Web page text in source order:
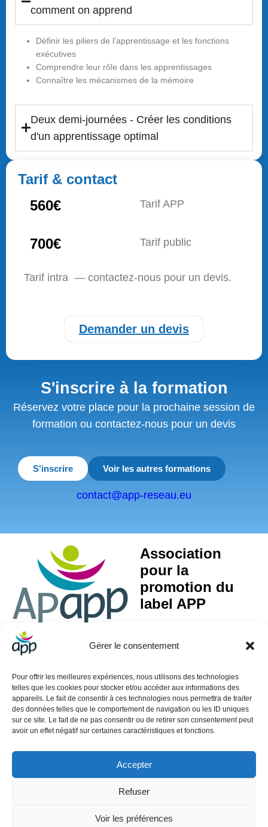
Gérer le consentement
Pour offrir les meilleures expériences, nous utilisons des technologies
telles que les cookies pour stocker et/ou accéder aux informations des
appareils. Le fait de consentir à ces technologies nous permettra de traiter
des données telles que le comportement de navigation ou les ID uniques
sur ce site. Le fait de ne pas consentir ou de retirer son consentement peut
avoir un effet négatif sur certaines caractéristiques et fonctions.
Accepter
Refuser
Voir les préférences
comment on apprend
Définir les piliers de l’apprentissage et les fonctions
exécutives
Comprendre leur rôle dans les apprentissages
Connaître les mécanismes de la mémoire
Deux demi-journées - Créer les conditions
d'un apprentissage optimal
Tarif & contact
560€
Tarif APP
700€ Tarif public
Tarif intra — contactez-nous pour un devis.
Demander un devis
S'inscrire à la formation
Réservez votre place pour la prochaine session de
formation ou contactez-nous pour un devis
S'inscrire Voir les autres formations
contact@app-reseau.eu
Association
pour la
promotion du
label APP
SIRET : 499 088 060 00045
Informations
Contact
01.40.39.70.18
contact@app-reseau.eu
3 rue Coq Héron 75001 Paris